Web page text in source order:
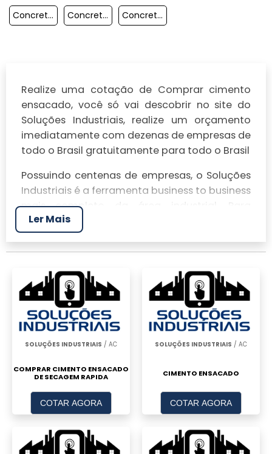
Concreto Pronto Ensacado Concreto Ensacado Preço Concreto Ensacado
Realize uma cotação de Comprar cimento
ensacado, você só vai descobrir no site do
Soluções Industriais, realize um orçamento
imediatamente com dezenas de empresas de
todo o Brasil gratuitamente para todo o Brasil
Possuindo centenas de empresas, o Soluções
Industriais é a ferramenta business to business
mais completo da área industrial. Para
realizar um orçamento de Comprar cimento
ensacado, clique em um ou mais dos
anuciantes a seguir:
Ler Mais
SOLUÇÕES INDUSTRIAIS / AC
COMPRAR CIMENTO ENSACADO
DE SECAGEM RAPIDA
COTAR AGORA
SOLUÇÕES INDUSTRIAIS / AC
CIMENTO ENSACADO
COTAR AGORA